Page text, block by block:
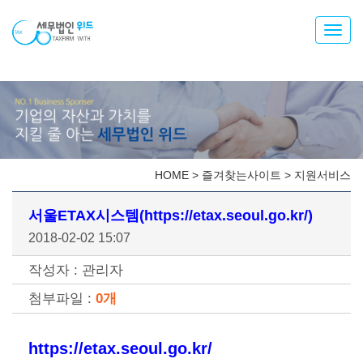
HOME > 즐겨찾는사이트 > 지원서비스
서울ETAX시스템(https://etax.seoul.go.kr/)
2018-02-02 15:07
작성자 : 관리자
첨부파일 : 0개
https://etax.seoul.go.kr/